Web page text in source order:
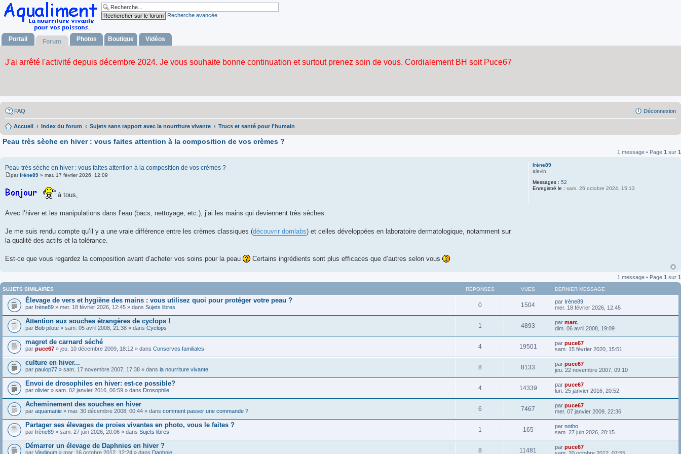
Recherche avancée
Portail Forum Photos Boutique Vidéos
FAQ Déconnexion
Accueil Index du forum Sujets sans rapport avec la nourriture vivante Trucs et santé pour l'humain
Peau très sèche en hiver : vous faites attention à la composition de vos crèmes ?
1 message • Page 1 sur 1
Irène89
alevin
Messages : 52
Enregistré le : sam. 26 octobre 2024, 15:13
Peau très sèche en hiver : vous faites attention à la composition de vos crèmes ?
s
e
par Irène89 » mar. 17 février 2026, 12:09
à tous,
Avec l’hiver et les manipulations dans l’eau (bacs, nettoyage, etc.), j’ai les mains qui deviennent très sèches.
Je me suis rendu compte qu’il y a une vraie différence entre les crèmes classiques (découvrir domlabs) et celles développées en laboratoire dermatologique, notamment sur
la qualité des actifs et la tolérance.
Est-ce que vous regardez la composition avant d’acheter vos soins pour la peau Certains ingrédients sont plus efficaces que d’autres selon vous
1 message • Page 1 sur 1
SUJETS SIMILAIRES RÉPONSES VUES DERNIER MESSAGE
Élevage de vers et hygiène des mains : vous utilisez quoi pour protéger votre peau ?
par Irène89 » mer. 18 février 2026, 12:45 » dans Sujets libres 0 1504 par Irène89
mer. 18 février 2026, 12:45
Attention aux souches étrangères de cyclops !
par Bob pilote » sam. 05 avril 2008, 21:38 » dans Cyclops 1 4893 par marc
dim. 06 avril 2008, 19:09
magret de carnard séché
par puce67 » jeu. 10 décembre 2009, 18:12 » dans Conserves familiales 4 19501 par puce67
sam. 15 février 2020, 15:51
culture en hiver...
par paulop77 » sam. 17 novembre 2007, 17:38 » dans la nourriture vivante 8 8133 par puce67
jeu. 22 novembre 2007, 09:10
Envoi de drosophiles en hiver: est-ce possible?
par olivier » sam. 02 janvier 2016, 06:59 » dans Drosophile 4 14339 par puce67
lun. 25 janvier 2016, 20:52
Acheminement des souches en hiver
par aquamanie » mar. 30 décembre 2008, 00:44 » dans comment passer une commande ? 6 7467 par puce67
mer. 07 janvier 2009, 22:36
Partager ses élevages de proies vivantes en photo, vous le faites ?
par Irène89 » sam. 27 juin 2026, 20:06 » dans Sujets libres 1 165 par notho
sam. 27 juin 2026, 20:15
Démarrer un élevage de Daphnies en hiver ?
par Vindinum » mar. 16 octobre 2012, 12:24 » dans Daphnie 8 11481 par puce67